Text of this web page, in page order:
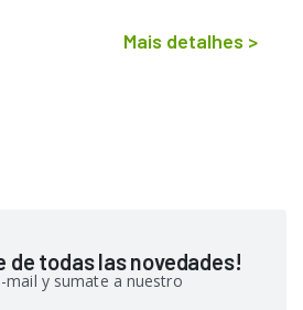
Mais detalhes >
de todas las novedades!
mail y sumate a nuestro